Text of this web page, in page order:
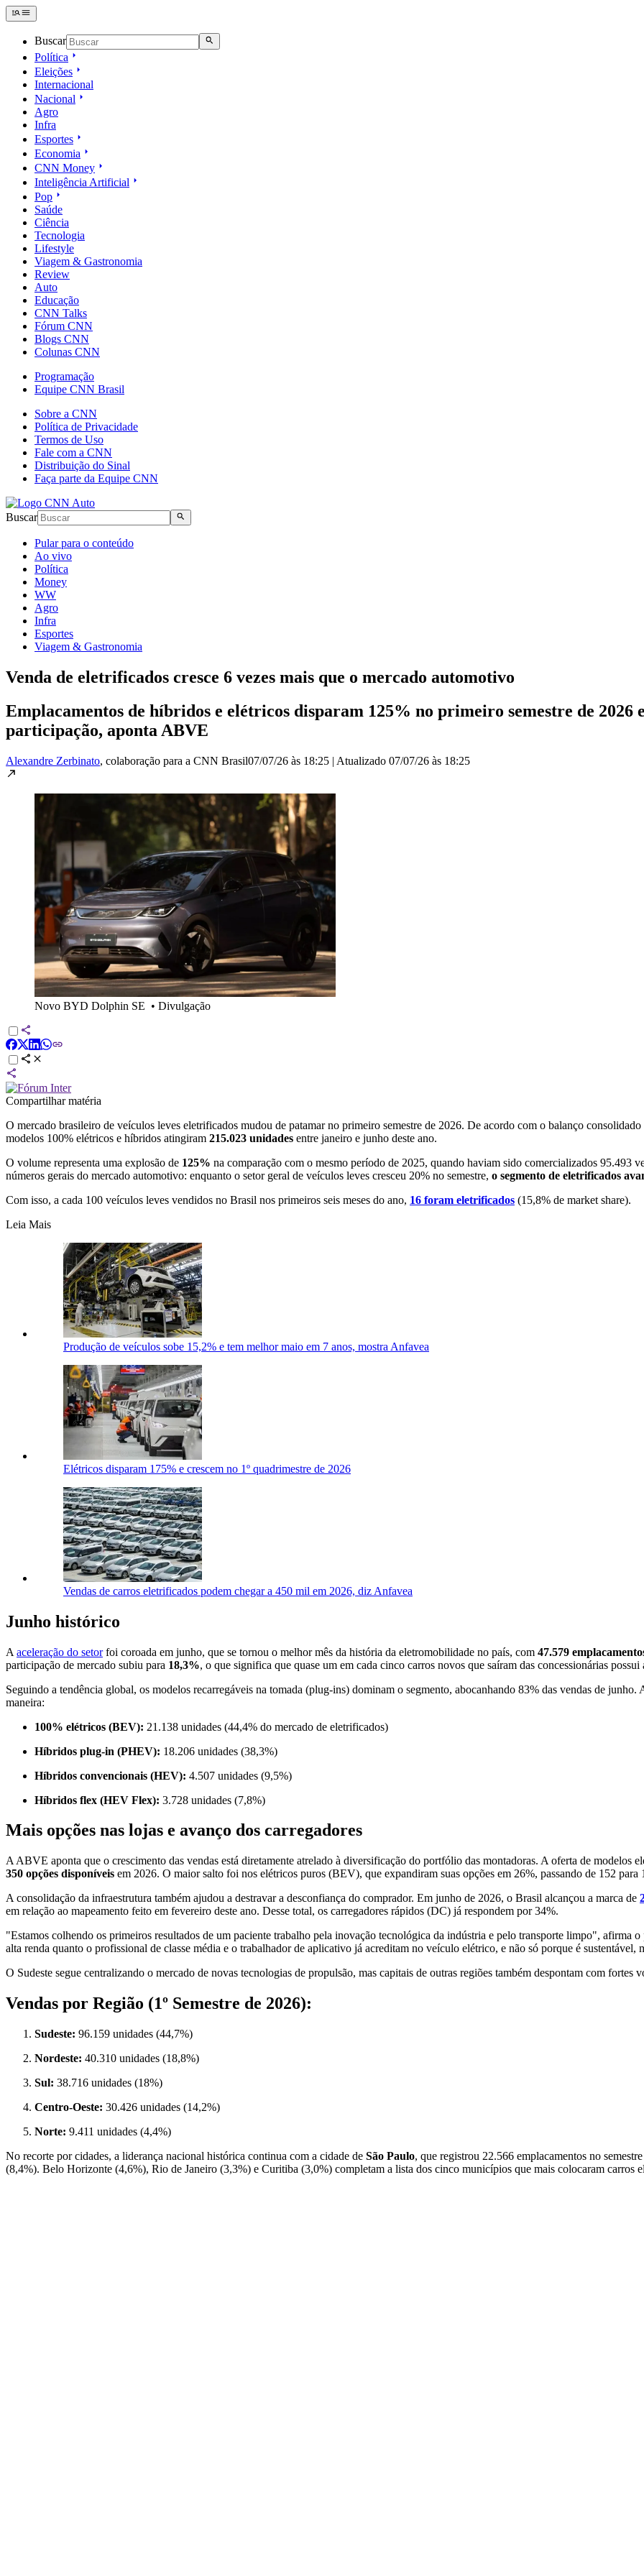
Buscar
Política
Eleições
Internacional
Nacional
Agro
Infra
Esportes
Economia
CNN Money
Inteligência Artificial
Pop
Saúde
Ciência
Tecnologia
Lifestyle
Viagem & Gastronomia
Review
Auto
Educação
CNN Talks
Fórum CNN
Blogs CNN
Colunas CNN
Programação
Equipe CNN Brasil
Sobre a CNN
Política de Privacidade
Termos de Uso
Fale com a CNN
Distribuição do Sinal
Faça parte da Equipe CNN
Buscar
Pular para o conteúdo
Ao vivo
Política
Money
WW
Agro
Infra
Esportes
Viagem & Gastronomia
Venda de eletrificados cresce 6 vezes mais que o mercado automotivo
Emplacamentos de híbridos e elétricos disparam 125% no primeiro semestre de 2026
participação, aponta ABVE
Alexandre Zerbinato, colaboração para a CNN Brasil07/07/26 às 18:25 | Atualizado 07/07/26 às 18:25
Novo BYD Dolphin SE • Divulgação
Compartilhar matéria
O mercado brasileiro de veículos leves eletrificados mudou de patamar no primeiro semestre de 2026. De acordo com o balanço
modelos 100% elétricos e híbridos atingiram 215.023 unidades entre janeiro e junho deste ano.
O volume representa uma explosão de 125% na comparação com o mesmo período de 2025, quando haviam sido comercializados 95.493
números gerais do mercado automotivo: enquanto o setor geral de veículos leves cresceu 20% no semestre, o segmento de eletrificados
Com isso, a cada 100 veículos leves vendidos no Brasil nos primeiros seis meses do ano, 16 foram eletrificados (15,8% de market share).
Leia Mais
Produção de veículos sobe 15,2% e tem melhor maio em 7 anos, mostra Anfavea
Elétricos disparam 175% e crescem no 1º quadrimestre de 2026
Vendas de carros eletrificados podem chegar a 450 mil em 2026, diz Anfavea
Junho histórico
A aceleração do setorfoi coroada em junho, que se tornou o melhor mês da história da eletromobilidade no país, com 47.579
participação de mercado subiu para 18,3%, o que significa que quase um em cada cinco carros novos que saíram das concessionárias
Seguindo a tendência global, os modelos recarregáveis na tomada (plug-ins) dominam o segmento, abocanhando 83% das vendas de
maneira:
100% elétricos (BEV): 21.138 unidades (44,4% do mercado de eletrificados)
Híbridos plug-in (PHEV): 18.206 unidades (38,3%)
Híbridos convencionais (HEV): 4.507 unidades (9,5%)
Híbridos flex (HEV Flex): 3.728 unidades (7,8%)
Mais opções nas lojas e avanço dos carregadores
A ABVE aponta que o crescimento das vendas está diretamente atrelado à diversificação do portfólio das montadoras. A oferta de modelos
350 opções disponíveis em 2026. O maior salto foi nos elétricos puros (BEV), que expandiram suas opções em 26%, passando de 152
A consolidação da infraestrutura também ajudou a destravar a desconfiança do comprador. Em junho de 2026, o Brasil alcançou a marca de
em relação ao mapeamento feito em fevereiro deste ano. Desse total, os carregadores rápidos (DC) já respondem por 34%.
"Estamos colhendo os primeiros resultados de um paciente trabalho pela inovação tecnológica da indústria e pelo transporte limpo",
alta renda quanto o profissional de classe média e o trabalhador de aplicativo já acreditam no veículo elétrico, e não só porque é sustentável,
O Sudeste segue centralizando o mercado de novas tecnologias de propulsão, mas capitais de outras regiões também despontam com fortes
Vendas por Região (1º Semestre de 2026):
Sudeste: 96.159 unidades (44,7%)
Nordeste: 40.310 unidades (18,8%)
Sul: 38.716 unidades (18%)
Centro-Oeste: 30.426 unidades (14,2%)
Norte: 9.411 unidades (4,4%)
No recorte por cidades, a liderança nacional histórica continua com a cidade de São Paulo, que registrou 22.566 emplacamentos no
(8,4%). Belo Horizonte (4,6%), Rio de Janeiro (3,3%) e Curitiba (3,0%) completam a lista dos cinco municípios que mais colocaram carros